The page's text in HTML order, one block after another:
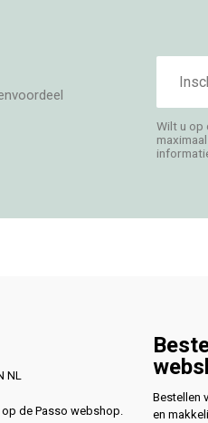
E-
Wilt u op
NL
de Passo webshop.
Bestellen
en